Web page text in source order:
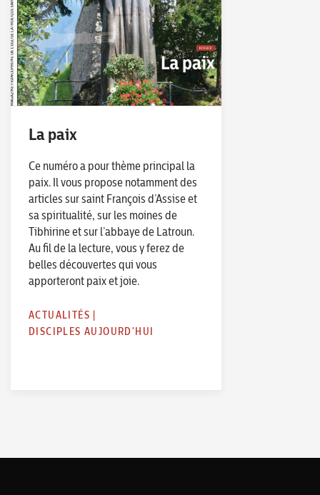
La paix
Ce numéro a pour thème principal la
paix. Il vous propose notamment des
articles sur saint François d’Assise et
sa spiritualité, sur les moines de
Tibhirine et sur l’abbaye de Latroun.
Au fil de la lecture, vous y ferez de
belles découvertes qui vous
apporteront paix et joie.
ACTUALITÉS |
DISCIPLES AUJOURD'HUI